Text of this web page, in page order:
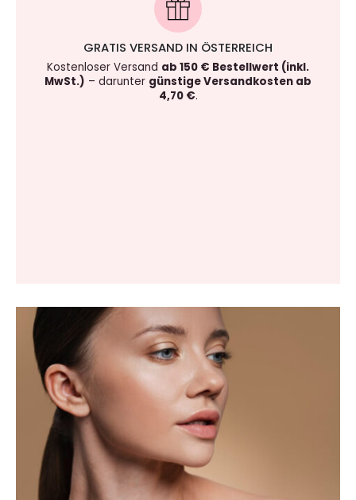
GRATIS VERSAND IN ÖSTERREICH
Kostenloser Versand ab 150 € Bestellwert (inkl.
MwSt.) – darunter günstige Versandkosten ab
4,70 €.